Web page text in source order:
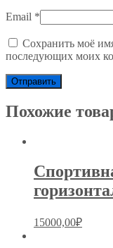
Email *
Сохранить моё
последующих моих
Похожие
15000,00₽